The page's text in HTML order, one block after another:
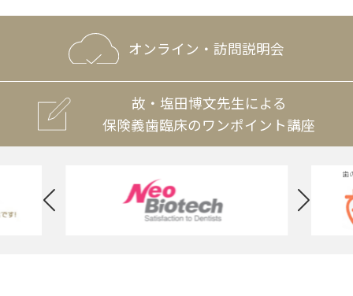
オンライン・訪問説明会
故・塩田博文先生による
保険義歯臨床のワンポイント講座